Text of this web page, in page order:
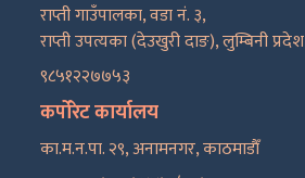
राप्ती गाउँपालका, वडा नं. ३,
राप्ती उपत्यका (देउखुरी दाङ), लुम्बिनी प्रदेश
९८५१२२७७५३
कर्पोरेट कार्यालय
का.म.न.पा. २९, अनामनगर, काठमाडाैँ